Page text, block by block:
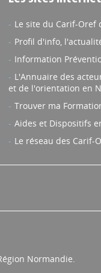
Le site du Carif-Oref
Profil d'info,
Information
L'Annuaire des
et de l'orientation en
Trouver ma
Aides et Dispositifs
Le réseau des Carif-
Normandie.